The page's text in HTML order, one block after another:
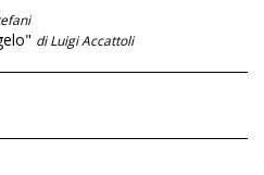
di Luigi Accattoli